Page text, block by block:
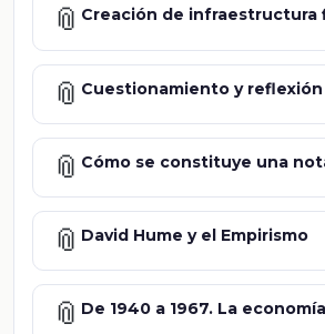
📎 Creación de infraestructura
📎 Cuestionamiento y
📎 Cómo se constituye una
📎 David Hume y el Empirismo
📎 De 1940 a 1967. La